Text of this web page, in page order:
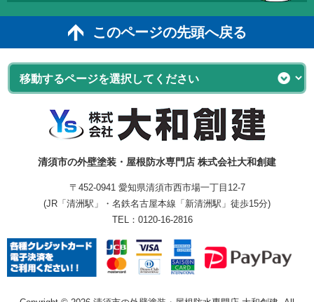
このページの先頭へ戻る
清須市の外壁塗装・屋根防水専門店 株式会社大和創建
〒452-0941 愛知県清須市西市場一丁目12-7
(JR「清洲駅」・名鉄名古屋本線「新清洲駅」徒歩15分)
TEL： 0120-16-2816